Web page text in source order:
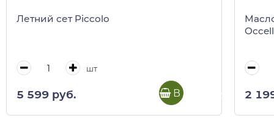
Летний сет Piccolo
шт
5 599 руб. В корзину 2